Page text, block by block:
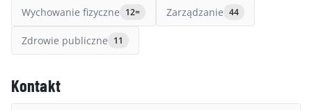
Wychowanie fizyczne 12= Zarządzanie 44
Zdrowie publiczne 11
Kontakt